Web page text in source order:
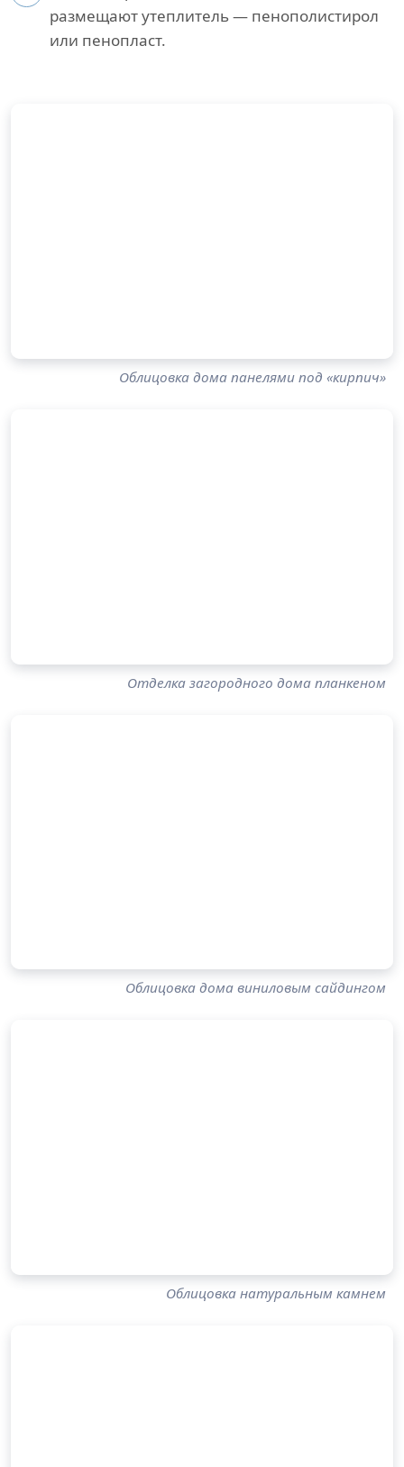
размещают утеплитель — пенополистирол
или пенопласт.
Облицовка дома панелями под «кирпич»
Отделка загородного дома планкеном
Облицовка дома виниловым сайдингом
Облицовка натуральным камнем